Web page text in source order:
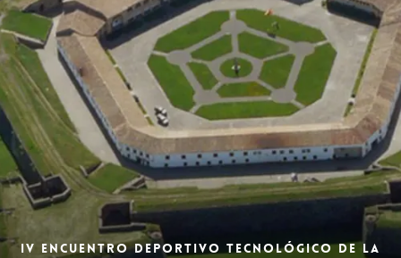
IV Encuentro Deportivo Tecnológico de la